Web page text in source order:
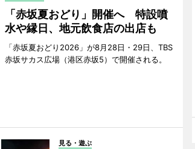
「赤坂夏おどり」開催へ 特設噴
水や縁日、地元飲食店の出店も
「赤坂夏おどり2026」が8月28日・29日、TBS
赤坂サカス広場（港区赤坂5）で開催される。
見る・遊ぶ